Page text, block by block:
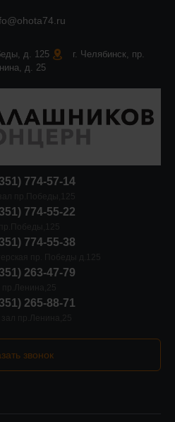
д. 125
г. Челябинск, пр.
д. 25
774-57-14
774-55-22
774-55-38
263-47-79
265-88-71
звонок